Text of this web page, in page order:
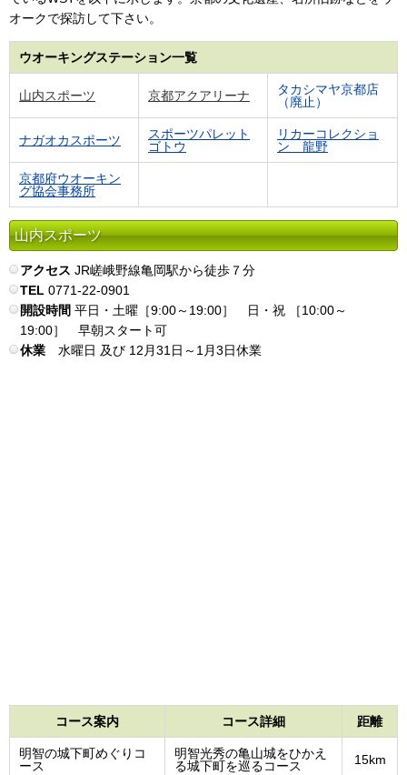
オークで探訪して下さい。
ウオーキングステーション一覧
山内スポーツ 京都アクアリーナ
タカシマヤ京都店
（廃止）
ナガオカスポーツ
スポーツパレット
ゴトウ
リカーコレクショ
ン 龍野
京都府ウオーキン
グ協会事務所
山内スポーツ
アクセス JR嵯峨野線亀岡駅から徒歩７分
TEL 0771-22-0901
開設時間 平日・土曜［9:00～19:00］ 日・祝 ［10:00～
19:00］ 早朝スタート可
休業 水曜日 及び 12月31日～1月3日休業
コース案内 コース詳細 距離
明智の城下町めぐりコ
ース
明智光秀の亀山城をひかえ
る城下町を巡るコース
15km